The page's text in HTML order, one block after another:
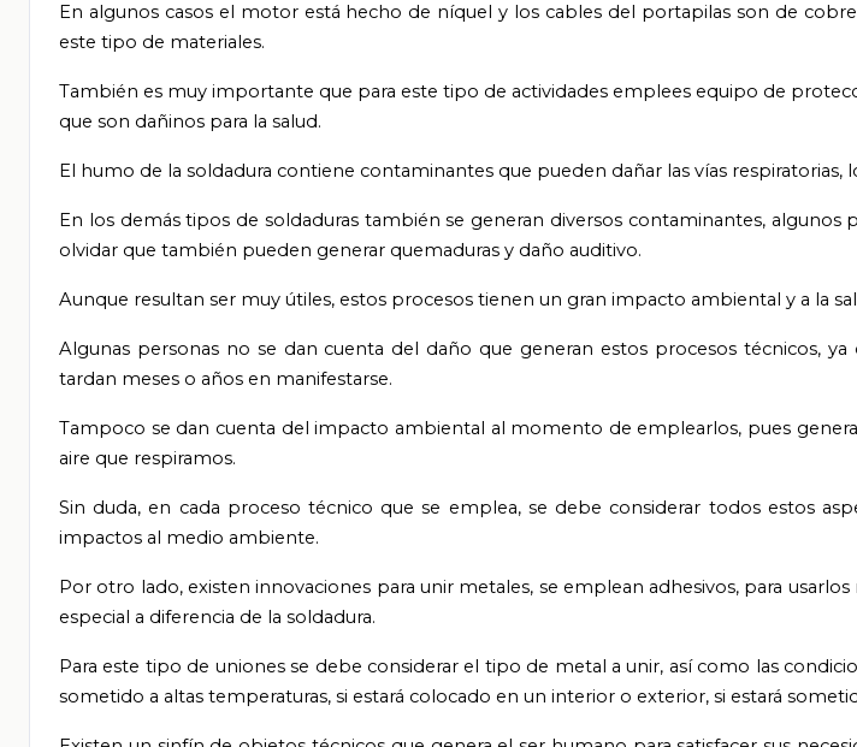
En algunos casos el motor está hecho de níquel y los cables del portapilas son de
este tipo de materiales.
También es muy importante que para este tipo de actividades emplees equipo de
que son dañinos para la salud.
El humo de la soldadura contiene contaminantes que pueden dañar las vías respiratorias,
En los demás tipos de soldaduras también se generan diversos contaminantes, algunos
olvidar que también pueden generar quemaduras y daño auditivo.
Aunque resultan ser muy útiles, estos procesos tienen un gran impacto ambiental y a la
Algunas personas no se dan cuenta del daño que generan estos procesos técnicos,
tardan meses o años en manifestarse.
Tampoco se dan cuenta del impacto ambiental al momento de emplearlos, pues
aire que respiramos.
Sin duda, en cada proceso técnico que se emplea, se debe considerar todos estos
impactos al medio ambiente.
Por otro lado, existen innovaciones para unir metales, se emplean adhesivos, para
especial a diferencia de la soldadura.
Para este tipo de uniones se debe considerar el tipo de metal a unir, así como las
sometido a altas temperaturas, si estará colocado en un interior o exterior, si estará